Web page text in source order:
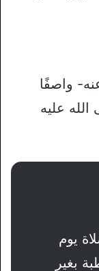
واصفًا
عليه
يوم
بغير